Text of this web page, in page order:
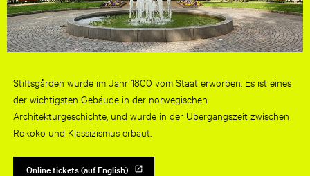
Stiftsgården wurde im Jahr 1800 vom Staat erworben. Es ist eines
der wichtigsten Gebäude in der norwegischen
Architekturgeschichte, und wurde in der Übergangszeit zwischen
Rokoko und Klassizismus erbaut.
Online tickets (auf English)